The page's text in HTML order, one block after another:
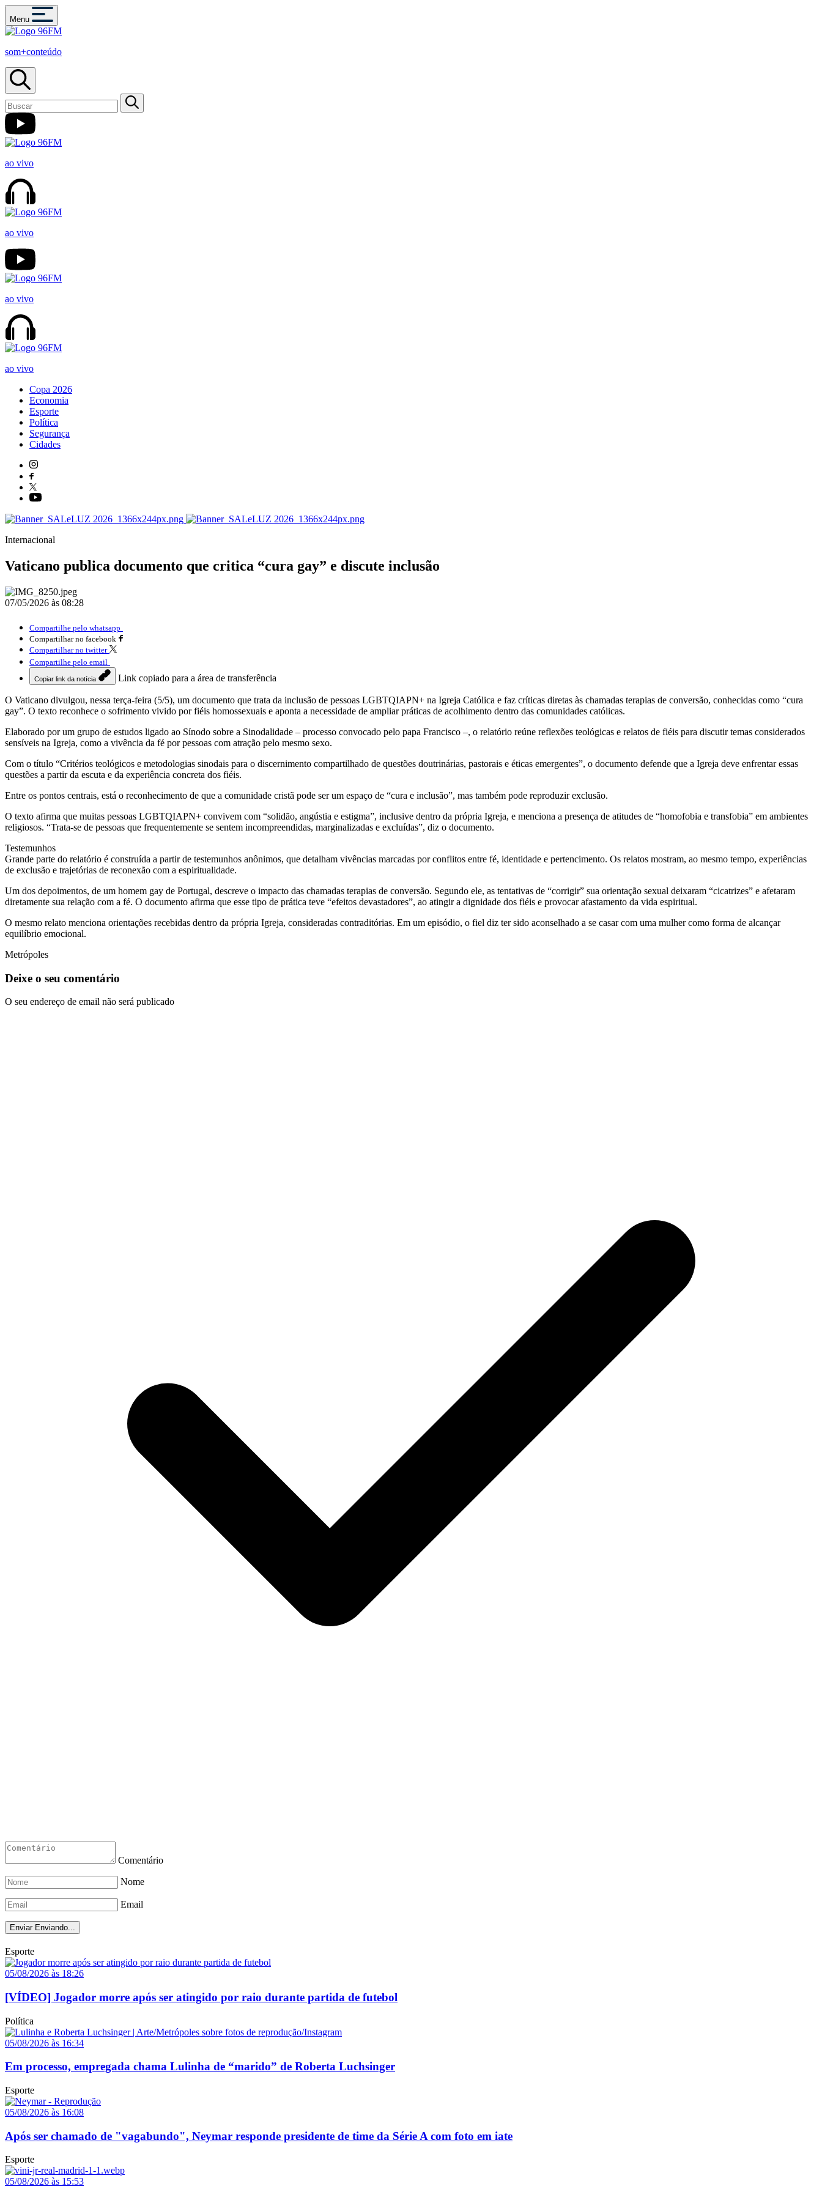
Menu
som+conteúdo
ao vivo
ao vivo
ao vivo
ao vivo
Copa 2026
Economia
Esporte
Política
Segurança
Cidades
Internacional
Vaticano publica documento que critica “cura gay” e discute inclusão
07/05/2026 às 08:28
Compartilhe pelo whatsapp
Compartilhar no facebook
Compartilhar no twitter
Compartilhe pelo email
Copiar link da notícia Link copiado para a área de transferência
O Vaticano divulgou, nessa terça-feira (5/5), um documento que trata da inclusão de pessoas LGBTQIAPN+ na Igreja Católica e faz críticas diretas às chamadas terapias de conversão, conhecidas como “cura
gay”. O texto reconhece o sofrimento vivido por fiéis homossexuais e aponta a necessidade de ampliar práticas de acolhimento dentro das comunidades católicas.
Elaborado por um grupo de estudos ligado ao Sínodo sobre a Sinodalidade – processo convocado pelo papa Francisco –, o relatório reúne reflexões teológicas e relatos de fiéis para discutir temas considerados
sensíveis na Igreja, como a vivência da fé por pessoas com atração pelo mesmo sexo.
Com o título “Critérios teológicos e metodologias sinodais para o discernimento compartilhado de questões doutrinárias, pastorais e éticas emergentes”, o documento defende que a Igreja deve enfrentar essas
questões a partir da escuta e da experiência concreta dos fiéis.
Entre os pontos centrais, está o reconhecimento de que a comunidade cristã pode ser um espaço de “cura e inclusão”, mas também pode reproduzir exclusão.
O texto afirma que muitas pessoas LGBTQIAPN+ convivem com “solidão, angústia e estigma”, inclusive dentro da própria Igreja, e menciona a presença de atitudes de “homofobia e transfobia” em ambientes
religiosos. “Trata-se de pessoas que frequentemente se sentem incompreendidas, marginalizadas e excluídas”, diz o documento.
Testemunhos
Grande parte do relatório é construída a partir de testemunhos anônimos, que detalham vivências marcadas por conflitos entre fé, identidade e pertencimento. Os relatos mostram, ao mesmo tempo, experiências
de exclusão e trajetórias de reconexão com a espiritualidade.
Um dos depoimentos, de um homem gay de Portugal, descreve o impacto das chamadas terapias de conversão. Segundo ele, as tentativas de “corrigir” sua orientação sexual deixaram “cicatrizes” e afetaram
diretamente sua relação com a fé. O documento afirma que esse tipo de prática teve “efeitos devastadores”, ao atingir a dignidade dos fiéis e provocar afastamento da vida espiritual.
O mesmo relato menciona orientações recebidas dentro da própria Igreja, consideradas contraditórias. Em um episódio, o fiel diz ter sido aconselhado a se casar com uma mulher como forma de alcançar
equilíbrio emocional.
Metrópoles
Deixe o seu comentário
O seu endereço de email não será publicado
Comentário
Nome
Email
Enviar Enviando...
Esporte
05/08/2026 às 18:26
[VÍDEO] Jogador morre após ser atingido por raio durante partida de futebol
Política
05/08/2026 às 16:34
Em processo, empregada chama Lulinha de “marido” de Roberta Luchsinger
Esporte
05/08/2026 às 16:08
Após ser chamado de "vagabundo", Neymar responde presidente de time da Série A com foto em iate
Esporte
05/08/2026 às 15:53